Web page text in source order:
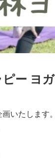
ピー ヨガ
いたします。